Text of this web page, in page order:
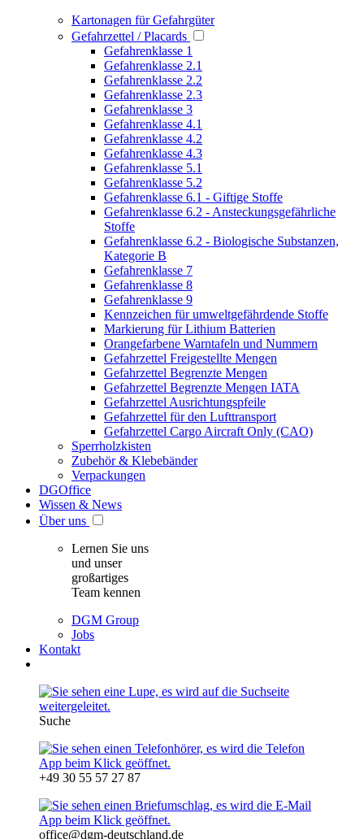
Kartonagen für Gefahrgüter
Gefahrzettel / Placards
Gefahrenklasse 1
Gefahrenklasse 2.1
Gefahrenklasse 2.2
Gefahrenklasse 2.3
Gefahrenklasse 3
Gefahrenklasse 4.1
Gefahrenklasse 4.2
Gefahrenklasse 4.3
Gefahrenklasse 5.1
Gefahrenklasse 5.2
Gefahrenklasse 6.1 - Giftige Stoffe
Gefahrenklasse 6.2 - Ansteckungsgefährliche
Stoffe
Gefahrenklasse 6.2 - Biologische Substanzen,
Kategorie B
Gefahrenklasse 7
Gefahrenklasse 8
Gefahrenklasse 9
Kennzeichen für umweltgefährdende Stoffe
Markierung für Lithium Batterien
Orangefarbene Warntafeln und Nummern
Gefahrzettel Freigestellte Mengen
Gefahrzettel Begrenzte Mengen
Gefahrzettel Begrenzte Mengen IATA
Gefahrzettel Ausrichtungspfeile
Gefahrzettel für den Lufttransport
Gefahrzettel Cargo Aircraft Only (CAO)
Sperrholzkisten
Zubehör & Klebebänder
Verpackungen
DGOffice
Wissen & News
Über uns
Lernen Sie uns
und unser
großartiges
Team kennen
DGM Group
Jobs
Kontakt
Suche
+49 30 55 57 27 87
office@dgm-deutschland.de